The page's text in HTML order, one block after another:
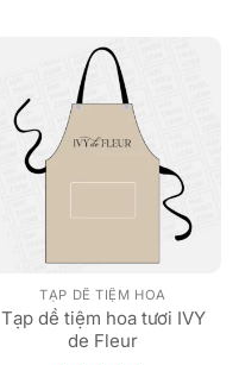
TẠP DỀ TIỆM HOA
Tạp dề tiệm hoa tươi IVY
de Fleur